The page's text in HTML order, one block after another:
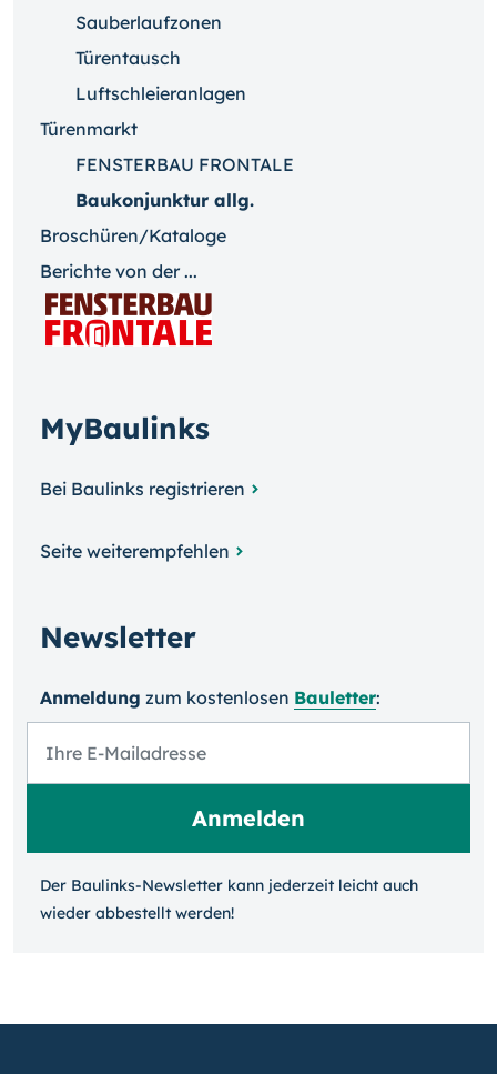
Sauberlaufzonen
Türentausch
Luftschleieranlagen
Türenmarkt
FENSTERBAU FRONTALE
Baukonjunktur allg.
Broschüren/Kataloge
Berichte von der ...
MyBaulinks
Bei Baulinks registrieren
Seite weiterempfehlen
Newsletter
Anmeldung zum kosten­losen Bauletter:
Der Baulinks-Newsletter kann jeder­zeit leicht auch
wieder ab­bestellt werden!